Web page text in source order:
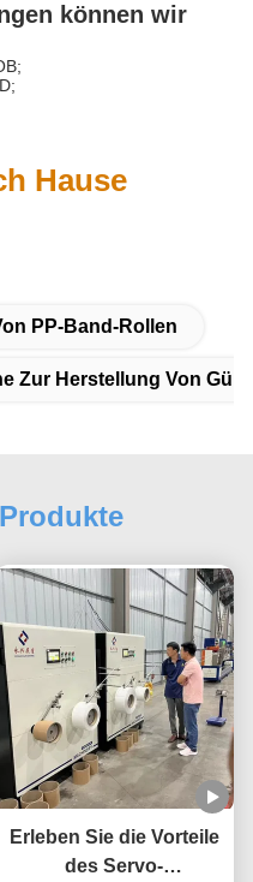
können wir
Hause
PP-Band-Rollen
Zur Herstellung Von
Erleben Sie die Vorteile
des Servo-